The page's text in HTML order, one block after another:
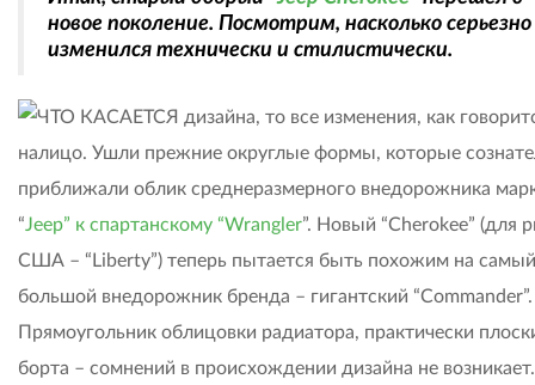
новое поколение. Посмотрим, насколько серьезно
изменился технически и стилистически.
ЧТО КАСАЕТСЯ дизайна, то все изменения, как
налицо. Ушли прежние округлые формы, которые
приближали облик среднеразмерного внедорожника
“Jeep” к спартанскому “Wrangler”. Новый “Cherokee” (для
США – “Liberty”) теперь пытается быть похожим на самый
большой внедорожник бренда – гигантский “Commander”.
Прямоугольник облицовки радиатора, практически
борта – сомнений в происхождении дизайна не